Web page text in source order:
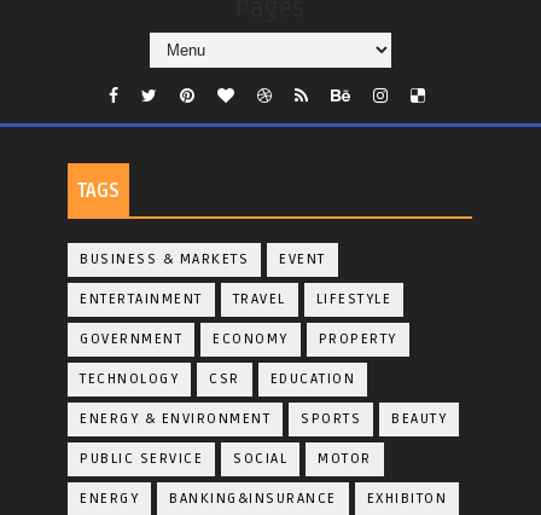
TAGS
BUSINESS & MARKETS EVENT
ENTERTAINMENT TRAVEL LIFESTYLE
GOVERNMENT ECONOMY PROPERTY
TECHNOLOGY CSR EDUCATION
ENERGY & ENVIRONMENT SPORTS BEAUTY
PUBLIC SERVICE SOCIAL MOTOR
ENERGY BANKING&INSURANCE EXHIBITON